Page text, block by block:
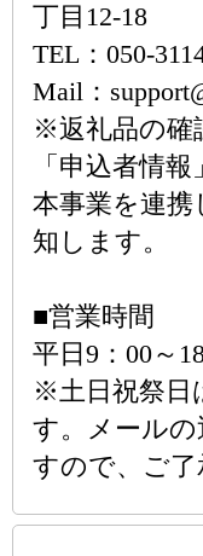
丁目12-18
TEL：050-
Mail：
※返礼品の確
「申込者情
本事業を連携
知します。
■営業時間
平日9：00～
※土日祝祭日
す。メールの
すので、ご了